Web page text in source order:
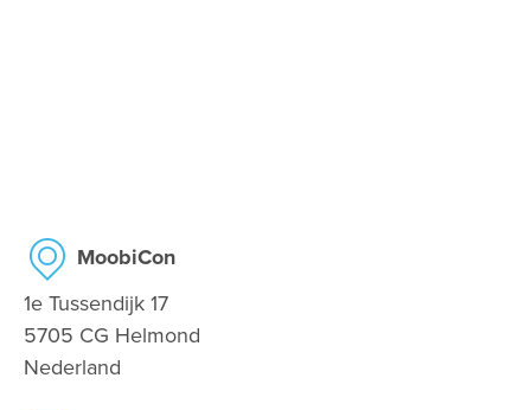
MoobiCon
1e Tussendijk 17
5705 CG Helmond
Nederland